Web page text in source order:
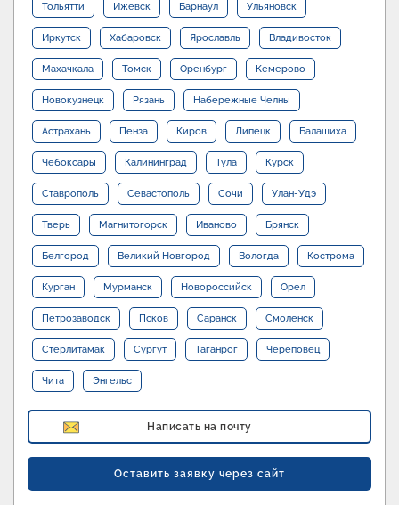
Тольятти Ижевск Барнаул Ульяновск
Иркутск Хабаровск Ярославль Владивосток
Махачкала Томск Оренбург Кемерово
Новокузнецк Рязань Набережные Челны
Астрахань Пенза Киров Липецк Балашиха
Чебоксары Калининград Тула Курск
Ставрополь Севастополь Сочи Улан-Удэ
Тверь Магнитогорск Иваново Брянск
Белгород Великий Новгород Вологда Кострома
Курган Мурманск Новороссийск Орел
Петрозаводск Псков Саранск Смоленск
Стерлитамак Сургут Таганрог Череповец
Чита Энгельс
Написать на почту
Оставить заявку через сайт